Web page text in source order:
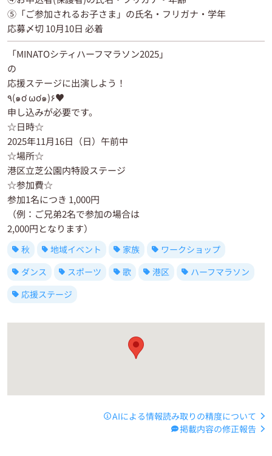
⑤「ご参加されるお子さま」の氏名・フリガナ・学年
応募〆切 10月10日 必着
「MINATOシティハーフマラソン2025」
の
応援ステージに出演しよう！
٩(๑ơ ωơ๑)۶♥
申し込みが必要です。
☆日時☆
2025年11月16日（日）午前中
☆場所☆
港区立芝公園内特設ステージ
☆参加費☆
参加1名につき 1,000円
（例：ご兄弟2名で参加の場合は
2,000円となります）
秋 地域イベント 家族
ワークショップ
ダンス
スポーツ 歌 港区
ハーフマラソン
応援ステージ
AIによる情報読み取りの精度について
掲載内容の修正報告